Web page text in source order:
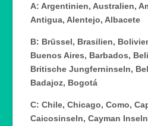
A: Argentinien, Australien,
Antigua, Alentejo, Albacete
B: Brüssel, Brasilien,
Buenos Aires, Barbados,
Britische Jungferninseln,
Badajoz, Bogotá
C: Chile, Chicago, Como,
Caicosinseln, Cayman